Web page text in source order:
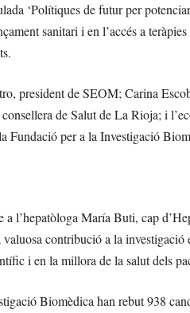
‘Polítiques de futur per
sanitari i en l’accés a
president de SEOM; Carina
de Salut de La Rioja; i
Fundació per a la Investigació
a l’hepatòloga María Buti, cap
contribució a la
i en la millora de la salut dels
Biomèdica han rebut 938